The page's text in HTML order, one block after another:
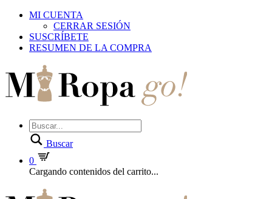
MI CUENTA
CERRAR SESIÓN
SUSCRÍBETE
RESUMEN DE LA COMPRA
Buscar
0
Cargando contenidos del carrito...